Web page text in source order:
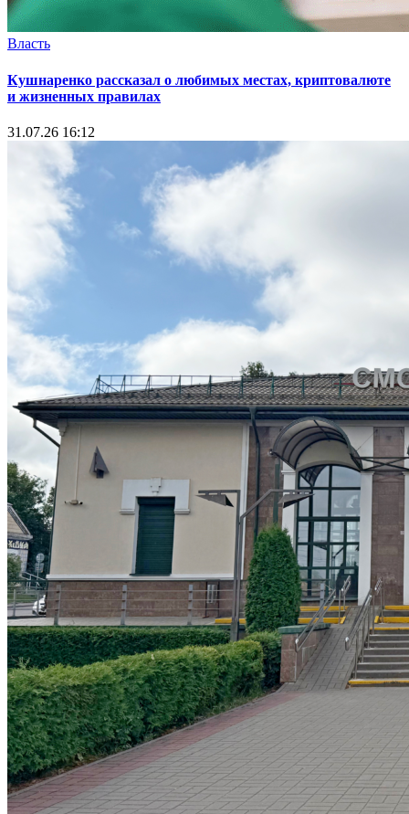
Власть
Кушнаренко рассказал о любимых местах, криптовалюте
и жизненных правилах
31.07.26 16:12